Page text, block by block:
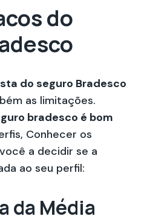
do
do seguro Bradesco
as limitações.
bradesco é bom
Conhecer os
a decidir se a
ao seu perfil:
da Média